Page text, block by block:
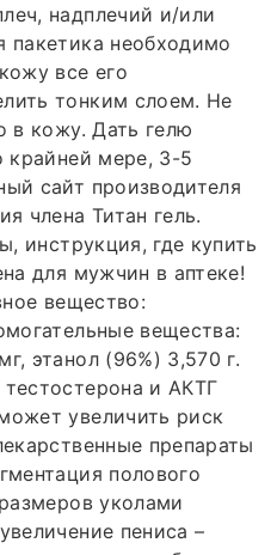
надплечий и/или
пакетика необходимо
все его
тонким слоем. Не
в кожу. Дать гелю
крайней мере, 3-5
сайт производителя
члена Титан гель.
инструкция, где купить
для мужчин в аптеке!
вещество:
вещества:
этанол (96%) 3,570 г.
и АКТГ
увеличить риск
препараты
полового
уколами
пениса –